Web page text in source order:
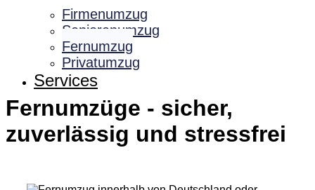
Firmenumzug
Seniorenumzug
Fernumzug
Privatumzug
Services
Fernumzüge - sicher,
zuverlässig und stressfrei